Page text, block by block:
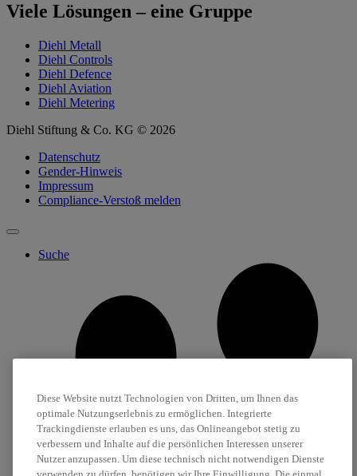
Viele Lösungen – eine Gruppe
Diehl Metall
Diehl Controls
Diehl Defence
Diehl Aviation
Diehl Metering
Diehl Stiftung & Co. KG © 2026
Datenschutz
Gender-Hinweis
Impressum
Compliance-Verstoß melden
Suche
Diese Website nutzt Technologien von Dritten, um Ihnen das
optimale Nutzungserlebnis zu ermöglichen. Integrierte
Trackingdienste erlauben es uns, das Onlineangebot stetig zu
verbessern und Inhalte auf die persönlichen Interessen unserer
Nutzer anzupassen. Um diese technisch nicht notwendigen Dienste